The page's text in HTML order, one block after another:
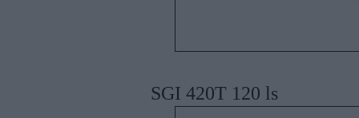
SGI 420T 120 ls